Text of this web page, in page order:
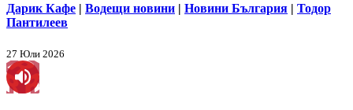
Дарик Кафе | Водещи новини | Новини България | Тодор
Пантилеев
27 Юли 2026